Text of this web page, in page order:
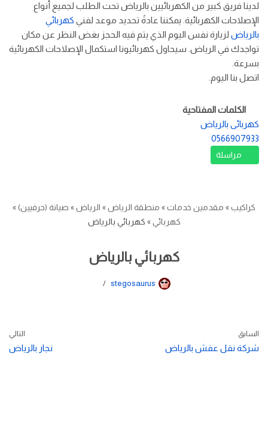
لدينا فريق كبير من الكهربائيين بالرياض تحت الطلب لجميع أنواع
الإصلاحات الكهربائية. يمكننا عادةً تحديد موعد لفني كهربائي
بالرياض لزيارة نفس اليوم الذي يتم فيه الحجز بغض النظر عن مكان
تواجدك في الرياض. سيحاول كهربائيونا استكمال الإصلاحات الكهربائية
بسرعة.
اتصل بنا اليوم.
الكلمات المفتاحية
كهربائى بالرياض
0566907933
مراسلة
كراكيب» مقدمين خدمات» منطقة الرياض» الرياض» صيانة (حرفيين)»
كهربائي» كهربائي بالرياض
كهربائي بالرياض
stegosaurus
السابق
شركة نقل عفش بالرياض
التالي
نجار بالرياض